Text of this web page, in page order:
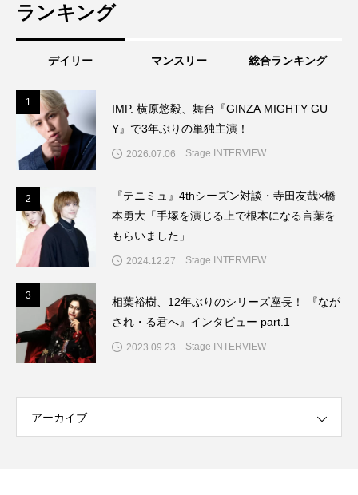
ランキング
デイリー マンスリー 総合ランキング
1
IMP. 横原悠毅、舞台『GINZA MIGHTY GU
Y』で3年ぶりの単独主演！
2026.07.06 Stage INTERVIEW
2
『テニミュ』4thシーズン対談・寺田友哉×橋
本勇大「手塚を演じる上で根本になる言葉を
もらいました」
2024.12.27 Stage INTERVIEW
3
相葉裕樹、12年ぶりのシリーズ座長！ 『なが
され・る君へ』インタビュー part.1
2023.09.23 Stage INTERVIEW
アーカイブ